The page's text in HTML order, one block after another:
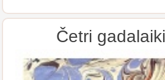
Četri